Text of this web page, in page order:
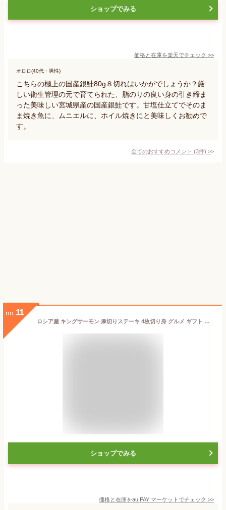
ショップでみる
価格と在庫を楽天でチェック >>
オロロ(40代・男性)
こちらの極上の国産銀鮭80g８切れはいかがでしょうか？厳
しい衛生管理の元で育てられた、脂のりの良い身の引き締ま
った美味しい宮城県産の国産銀鮭です。甘塩仕立てでそのま
ま焼き魚に、ムニエルに、ホイル焼きにと美味しくお勧めで
す。
全てのおすすめコメント (3件) >
no. 11
ロシア産 キングサーモン 厚切りステーキ 4枚切り身 グルメ ギフト 北海道 食品 海鮮 お土産 お取り寄せ プレゼント お取り寄せグルメ
ショップでみる
価格と在庫をau PAY マーケット でチェック >>